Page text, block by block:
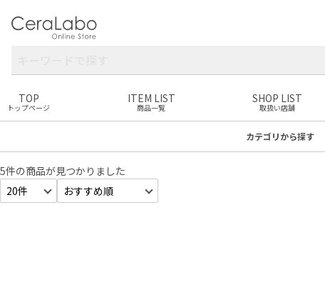
TOP
トップページ
ITEM LIST
商品一覧
SHOP LIST
取扱い店舗
カテゴリから探す
5件の商品が見つかりました